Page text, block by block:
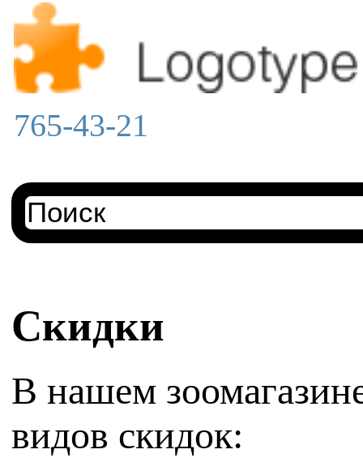
765-43-21
Скидки
В нашем
видов скидок: